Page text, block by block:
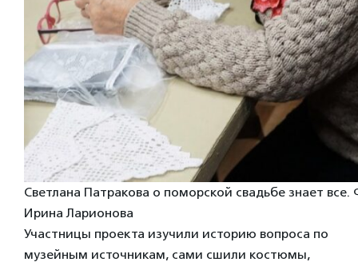
Светлана Патракова о поморской свадьбе знает все.
Ирина Ларионова
Участницы проекта изучили историю вопроса по
музейным источникам, сами сшили костюмы,